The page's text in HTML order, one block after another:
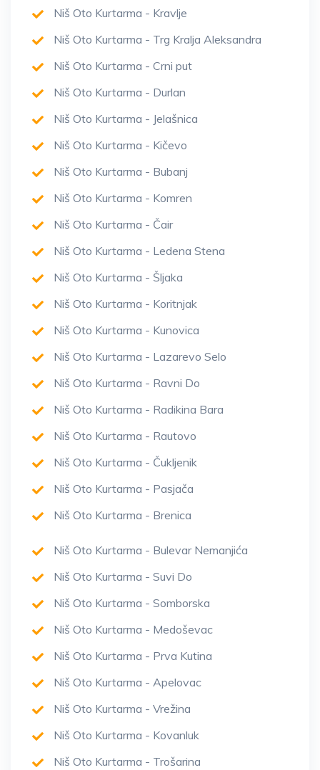
Niš Oto Kurtarma - Kravlje
Niš Oto Kurtarma - Trg Kralja Aleksandra
Niš Oto Kurtarma - Crni put
Niš Oto Kurtarma - Durlan
Niš Oto Kurtarma - Jelašnica
Niš Oto Kurtarma - Kičevo
Niš Oto Kurtarma - Bubanj
Niš Oto Kurtarma - Komren
Niš Oto Kurtarma - Čair
Niš Oto Kurtarma - Ledena Stena
Niš Oto Kurtarma - Šljaka
Niš Oto Kurtarma - Koritnjak
Niš Oto Kurtarma - Kunovica
Niš Oto Kurtarma - Lazarevo Selo
Niš Oto Kurtarma - Ravni Do
Niš Oto Kurtarma - Radikina Bara
Niš Oto Kurtarma - Rautovo
Niš Oto Kurtarma - Čukljenik
Niš Oto Kurtarma - Pasjača
Niš Oto Kurtarma - Brenica
Niš Oto Kurtarma - Bulevar Nemanjića
Niš Oto Kurtarma - Suvi Do
Niš Oto Kurtarma - Somborska
Niš Oto Kurtarma - Medoševac
Niš Oto Kurtarma - Prva Kutina
Niš Oto Kurtarma - Apelovac
Niš Oto Kurtarma - Vrežina
Niš Oto Kurtarma - Kovanluk
Niš Oto Kurtarma - Trošarina